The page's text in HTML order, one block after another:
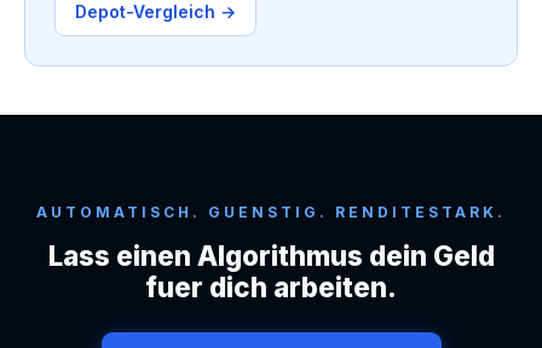
Depot-Vergleich →
AUTOMATISCH. GUENSTIG. RENDITESTARK.
Lass einen Algorithmus dein Geld
fuer dich arbeiten.